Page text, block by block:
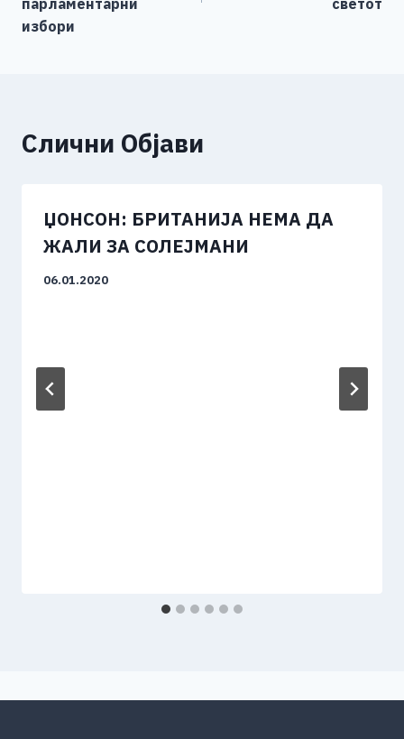
парламентарни
избори
светот
Слични Објави
ЏОНСОН: БРИТАНИЈА НЕМА ДА
ЖАЛИ ЗА СОЛЕЈМАНИ
06.01.2020